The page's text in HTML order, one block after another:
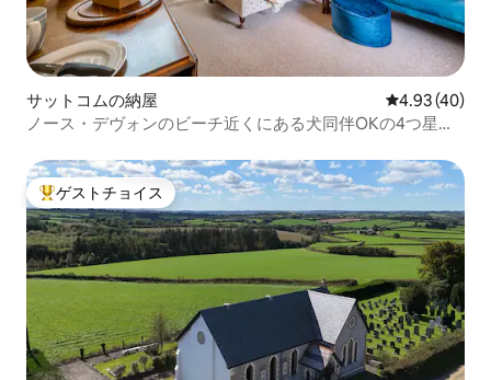
サットコムの納屋 レビュー40
4.93 (40)
ノース・デヴォンのビーチ近くにある犬同伴OKの4つ星ゴ
大好評のゲストチョイスです。
ゲストチョイス